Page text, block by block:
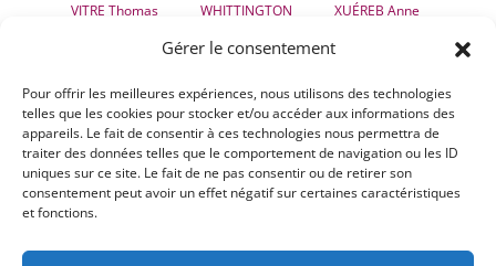
Gérer le consentement
Pour offrir les meilleures expériences, nous utilisons des technologies
telles que les cookies pour stocker et/ou accéder aux informations des
appareils. Le fait de consentir à ces technologies nous permettra de
traiter des données telles que le comportement de navigation ou les ID
uniques sur ce site. Le fait de ne pas consentir ou de retirer son
consentement peut avoir un effet négatif sur certaines caractéristiques
et fonctions.
VITRE Thomas
WHITTINGTON
XUÉREB Anne